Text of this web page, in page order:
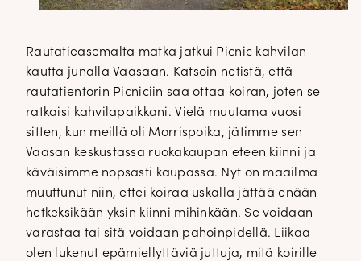
Rautatieasemalta matka jatkui Picnic kahvilan
kautta junalla Vaasaan. Katsoin netistä, että
rautatientorin Picniciin saa ottaa koiran, joten se
ratkaisi kahvilapaikkani. Vielä muutama vuosi
sitten, kun meillä oli Morrispoika, jätimme sen
Vaasan keskustassa ruokakaupan eteen kiinni ja
käväisimme nopsasti kaupassa. Nyt on maailma
muuttunut niin, ettei koiraa uskalla jättää enään
hetkeksikään yksin kiinni mihinkään. Se voidaan
varastaa tai sitä voidaan pahoinpidellä. Liikaa
olen lukenut epämiellyttäviä juttuja, mitä koirille